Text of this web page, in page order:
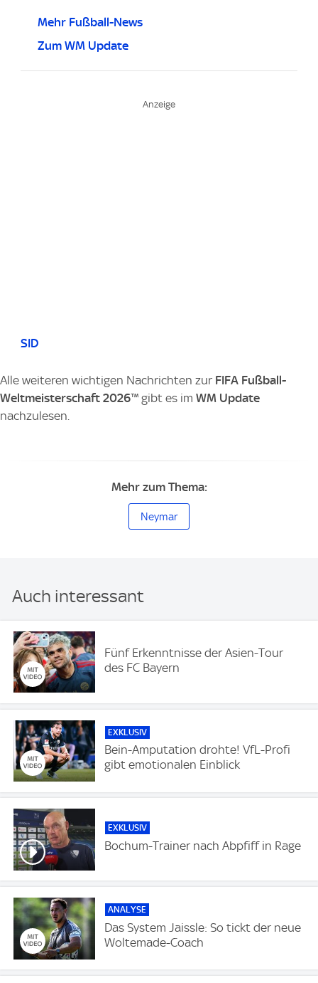
Mehr Fußball-News
Zum WM Update
SID
Alle weiteren wichtigen Nachrichten zur FIFA Fußball-
Weltmeisterschaft 2026™ gibt es im WM Update
nachzulesen.
Mehr zum Thema:
Neymar
Auch interessant
Fünf Erkenntnisse der Asien-Tour
des FC Bayern
EXKLUSIV
Bein-Amputation drohte! VfL-Profi
gibt emotionalen Einblick
EXKLUSIV
Bochum-Trainer nach Abpfiff in Rage
ANALYSE
Das System Jaissle: So tickt der neue
Woltemade-Coach